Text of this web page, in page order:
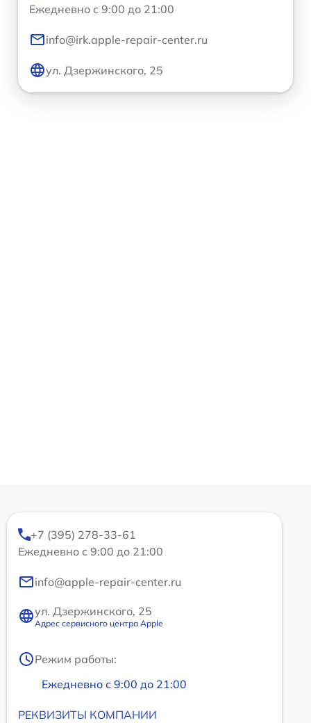
Ежедневно с 9:00 до 21:00
info@irk.apple-repair-center.ru
ул. Дзержинского, 25
+7 (395) 278-33-61
Ежедневно с 9:00 до 21:00
info@apple-repair-center.ru
ул. Дзержинского, 25
Адрес сервисного центра Apple
Режим работы:
Ежедневно с 9:00 до 21:00
РЕКВИЗИТЫ КОМПАНИИ